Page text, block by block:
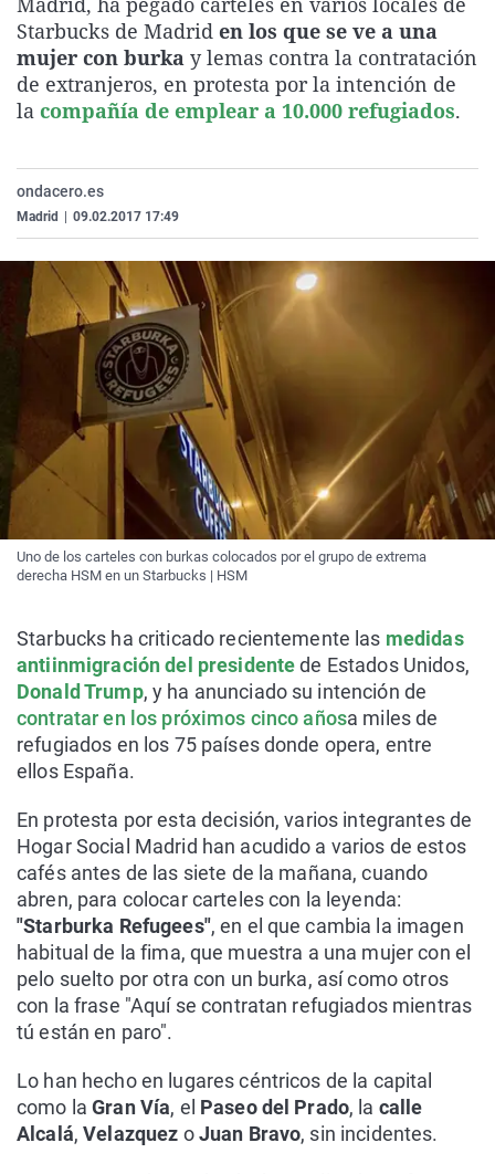
La rosa de los vientos
Gente viajera
Como el perro y el
Caso
Retornados
Equipo de
Extremadura
Galicia
La Rioja
País Vasco
Virales
Televisión
Elecciones
Starbucks de Madrid en los que se ve a una
mujer con burka y lemas contra la contratación
de extranjeros, en protesta por la intención de
la compañía de emplear a 10.000 refugiados.
ondacero.es
Madrid 09.02.2017 17:49
Uno de los carteles con burkas colocados por el grupo de extrema
derecha HSM en un Starbucks | HSM
Starbucks ha criticado recientemente las medidas
antiinmigración del presidentede Estados Unidos,
Donald Trump, y ha anunciado su intención de
contratar en los próximos cinco añosa miles de
refugiados en los 75 países donde opera, entre
ellos España.
En protesta por esta decisión, varios integrantes de
Hogar Social Madrid han acudido a varios de estos
cafés antes de las siete de la mañana, cuando
abren, para colocar carteles con la leyenda:
"Starburka Refugees", en el que cambia la imagen
habitual de la fima, que muestra a una mujer con el
pelo suelto por otra con un burka, así como otros
con la frase "Aquí se contratan refugiados mientras
tú están en paro".
Lo han hecho en lugares céntricos de la capital
como laGran Vía, el Paseo del Prado, la calle
Alcalá,Velazquez oJuan Bravo, sin incidentes.